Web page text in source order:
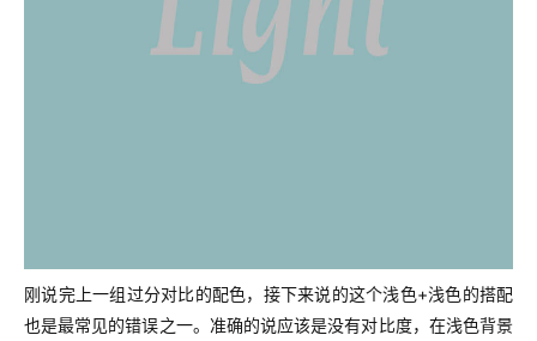
刚说完上一组过分对比的配色，接下来说的这个浅色+浅色的搭配
也是最常见的错误之一。准确的说应该是没有对比度，在浅色背景